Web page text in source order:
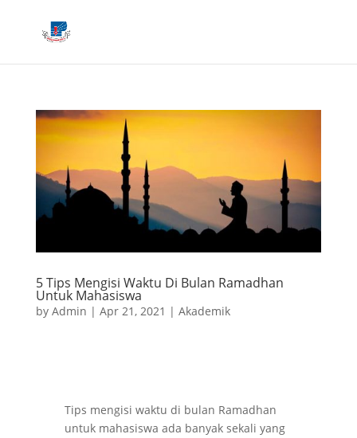
5 Tips Mengisi Waktu Di Bulan Ramadhan
Untuk Mahasiswa
by Admin | Apr 21, 2021 | Akademik
Tips mengisi waktu di bulan Ramadhan
untuk mahasiswa ada banyak sekali yang